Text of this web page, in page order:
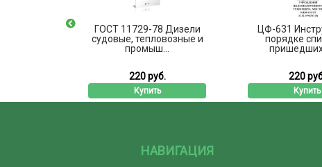
ГОСТ 11729-78 Дизели
судовые, тепловозные и
промыш...
220 руб.
Купить
ЦФ-631
порядке
пришедших
220
Купить
НАВИГАЦИЯ